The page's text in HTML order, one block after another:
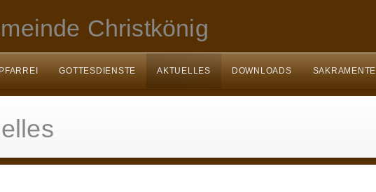
Christkönig
PFARREI GOTTESDIENSTE AKTUELLES DOWNLOADS SAKRAMENTE